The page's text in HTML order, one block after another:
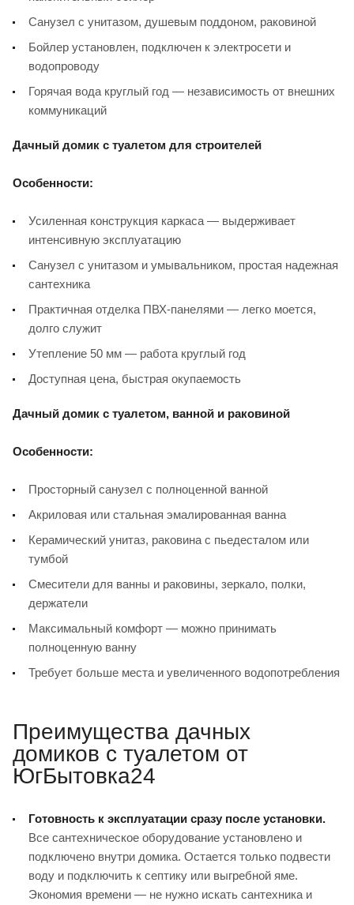
Санузел с унитазом, душевым поддоном, раковиной
Бойлер установлен, подключен к электросети и
водопроводу
Горячая вода круглый год — независимость от внешних
коммуникаций
Дачный домик с туалетом для строителей
Особенности:
Усиленная конструкция каркаса — выдерживает
интенсивную эксплуатацию
Санузел с унитазом и умывальником, простая надежная
сантехника
Практичная отделка ПВХ-панелями — легко моется,
долго служит
Утепление 50 мм — работа круглый год
Доступная цена, быстрая окупаемость
Дачный домик с туалетом, ванной и раковиной
Особенности:
Просторный санузел с полноценной ванной
Акриловая или стальная эмалированная ванна
Керамический унитаз, раковина с пьедесталом или
тумбой
Смесители для ванны и раковины, зеркало, полки,
держатели
Максимальный комфорт — можно принимать
полноценную ванну
Требует больше места и увеличенного водопотребления
Преимущества дачных
домиков с туалетом от
ЮгБытовка24
Готовность к эксплуатации сразу после установки.
Все сантехническое оборудование установлено и
подключено внутри домика. Остается только подвести
воду и подключить к септику или выгребной яме.
Экономия времени — не нужно искать сантехника и